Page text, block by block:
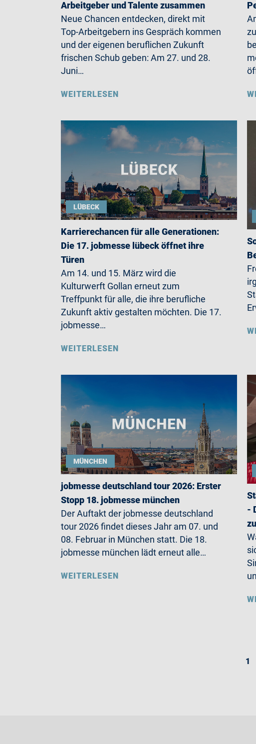
Arbeitgeber und Talente zusammen
Neue Chancen entdecken, direkt mit
Top-Arbeitgebern ins Gespräch kommen
und der eigenen beruflichen Zukunft
frischen Schub geben: Am 27. und 28.
Juni…
WEITERLESEN
LÜBECK
Karrierechancen für alle Generationen:
Die 17. jobmesse lübeck öffnet ihre
Türen
Am 14. und 15. März wird die
Kulturwerft Gollan erneut zum
Treffpunkt für alle, die ihre berufliche
Zukunft aktiv gestalten möchten. Die 17.
jobmesse…
WEITERLESEN
MÜNCHEN
jobmesse deutschland tour 2026: Erster
Stopp 18. jobmesse münchen
Der Auftakt der jobmesse deutschland
tour 2026 findet dieses Jahr am 07. und
08. Februar in München statt. Die 18.
jobmesse münchen lädt erneut alle…
WEITERLESEN
-
1